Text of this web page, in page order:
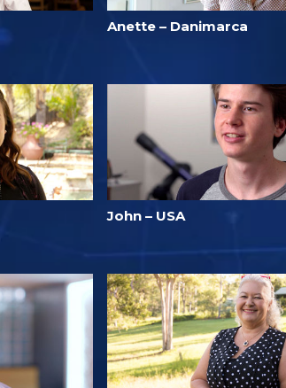
Anette – Danimarca
John – USA